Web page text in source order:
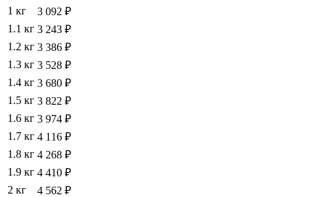
1 кг
3 092 ₽
1.1 кг 3 243 ₽
1.2 кг 3 386 ₽
1.3 кг 3 528 ₽
1.4 кг 3 680 ₽
1.5 кг 3 822 ₽
1.6 кг 3 974 ₽
1.7 кг 4 116 ₽
1.8 кг 4 268 ₽
1.9 кг 4 410 ₽
2 кг
4 562 ₽